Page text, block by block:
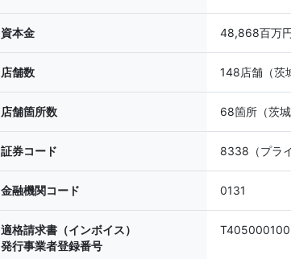
資本金 48,868百万
店舗数 148店舗（茨
店舗箇所数 68箇所（茨
証券コード 8338（プラ
金融機関コード 0131
適格請求書（インボイス）
発行事業者登録番号